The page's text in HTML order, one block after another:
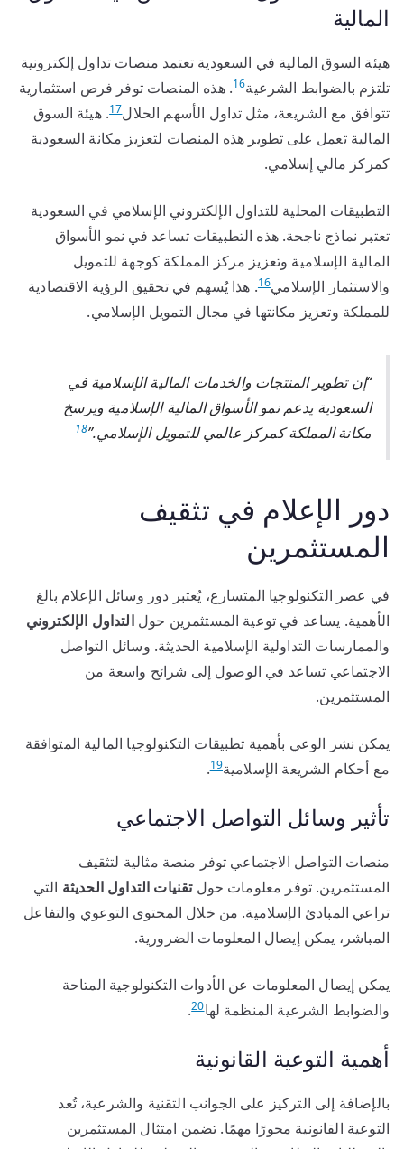
المالية
هيئة السوق المالية في السعودية تعتمد منصات تداول إلكترونية
تلتزم بالضوابط الشرعية16. هذه المنصات توفر فرص استثمارية
تتوافق مع الشريعة، مثل تداول الأسهم الحلال17. هيئة السوق
المالية تعمل على تطوير هذه المنصات لتعزيز مكانة السعودية
كمركز مالي إسلامي.
التطبيقات المحلية للتداول الإلكتروني الإسلامي في السعودية
تعتبر نماذج ناجحة. هذه التطبيقات تساعد في نمو الأسواق
المالية الإسلامية وتعزيز مركز المملكة كوجهة للتمويل
والاستثمار الإسلامي16. هذا يُسهم في تحقيق الرؤية الاقتصادية
للمملكة وتعزيز مكانتها في مجال التمويل الإسلامي.
“إن تطوير المنتجات والخدمات المالية الإسلامية في
السعودية يدعم نمو الأسواق المالية الإسلامية ويرسخ
مكانة المملكة كمركز عالمي للتمويل الإسلامي.”18
دور الإعلام في تثقيف
المستثمرين
في عصر التكنولوجيا المتسارع، يُعتبر دور وسائل الإعلام بالغ
الأهمية. يساعد في توعية المستثمرين حولالتداول الإلكتروني
والممارسات التداولية الإسلامية الحديثة. وسائل التواصل
الاجتماعي تساعد في الوصول إلى شرائح واسعة من
المستثمرين.
يمكن نشر الوعي بأهمية تطبيقات التكنولوجيا المالية المتوافقة
مع أحكام الشريعة الإسلامية19
.
تأثير وسائل التواصل الاجتماعي
منصات التواصل الاجتماعي توفر منصة مثالية لتثقيف
المستثمرين. توفر معلومات حولتقنيات التداول الحديثة التي
تراعي المبادئ الإسلامية. من خلال المحتوى التوعوي والتفاعل
المباشر، يمكن إيصال المعلومات الضرورية.
يمكن إيصال المعلومات عن الأدوات التكنولوجية المتاحة
والضوابط الشرعية المنظمة لها20
.
أهمية التوعية القانونية
بالإضافة إلى التركيز على الجوانب التقنية والشرعية، تُعد
التوعية القانونية محورًا مهمًا. تضمن امتثال المستثمرين